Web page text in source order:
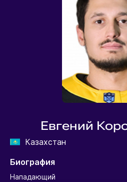
Евгений
Казахстан
Биография
Нападающий